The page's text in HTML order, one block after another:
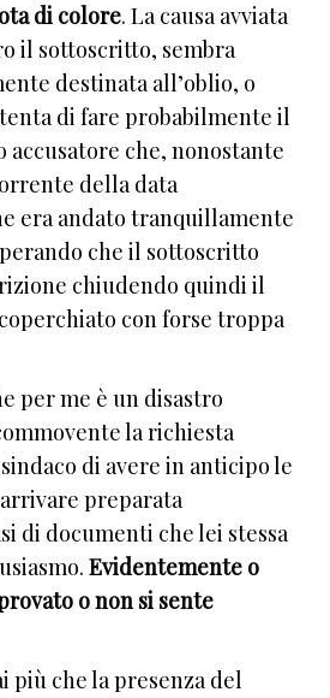
di colore. La causa avviata
il sottoscritto, sembra
destinata all’oblio, o
di fare probabilmente il
che, nonostante
della data
era andato tranquillamente
che il sottoscritto
chiudendo quindi il
con forse troppa
per me è un disastro
la richiesta
di avere in anticipo le
preparata
di documenti che lei stessa
Evidentemente o
o non si sente
più che la presenza del